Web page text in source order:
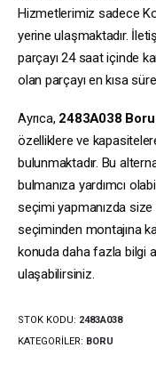
Hizmetlerimiz sadece
yerine ulaşmaktadır.
parçayı 24 saat içinde
olan parçayı en kısa
Ayrıca, 2483A038 Boru
özelliklere ve
bulunmaktadır. Bu
bulmanıza yardımcı
seçimi yapmanızda
seçiminden montajına
konuda daha fazla bilgi
ulaşabilirsiniz.
STOK KODU: 2483A038
KATEGORILER: BORU